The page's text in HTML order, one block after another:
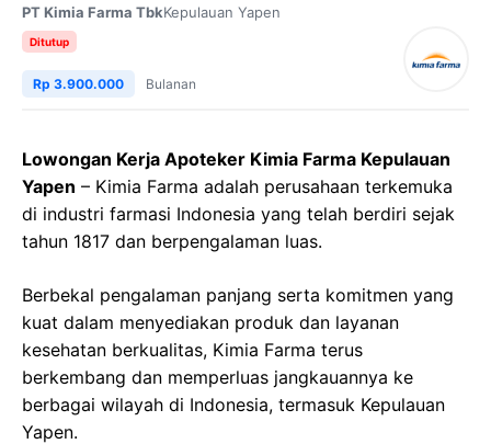
PT Kimia Farma TbkKepulauan Yapen
Ditutup
Rp 3.900.000 Bulanan
Lowongan Kerja Apoteker Kimia Farma Kepulauan
Yapen – Kimia Farma adalah perusahaan terkemuka
di industri farmasi Indonesia yang telah berdiri sejak
tahun 1817 dan berpengalaman luas.
Berbekal pengalaman panjang serta komitmen yang
kuat dalam menyediakan produk dan layanan
kesehatan berkualitas, Kimia Farma terus
berkembang dan memperluas jangkauannya ke
berbagai wilayah di Indonesia, termasuk Kepulauan
Yapen.